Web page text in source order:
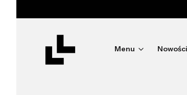
Menu Nowości